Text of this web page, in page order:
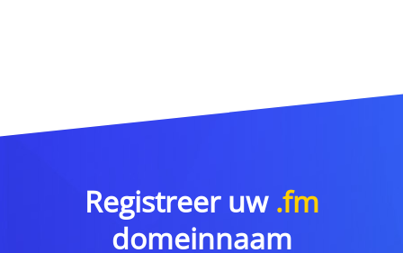
Registreer uw .fm
domeinnaam